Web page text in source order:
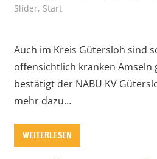
Slider, Start
Auch im Kreis Gütersloh sind
offensichtlich kranken Amseln
bestätigt der NABU KV
mehr dazu…
WEITERLESEN